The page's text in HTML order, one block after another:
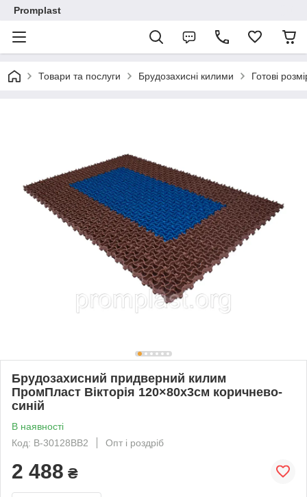
Promplast
Товари та послуги Брудозахисні килими Готові
Брудозахисний придверний килим
ПромПласт Вікторія 120×80х3см коричнево-
синій
В наявності
Код: В-30128BB2
Опт і роздріб
2 488 ₴